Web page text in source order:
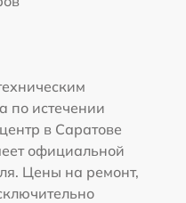
по истечении
в Саратове
официальной
Цены на ремонт,